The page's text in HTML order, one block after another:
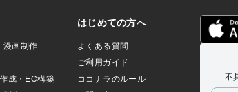
はい。物理
の成長によ